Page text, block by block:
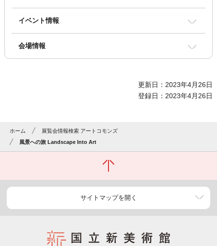
イベント情報
会場情報
更新日：2023年4月26日
登録日：2023年4月26日
ホーム
展覧会情報検索 アートコモンズ
風景への旅 Landscape Into Art
サイトマップを開く